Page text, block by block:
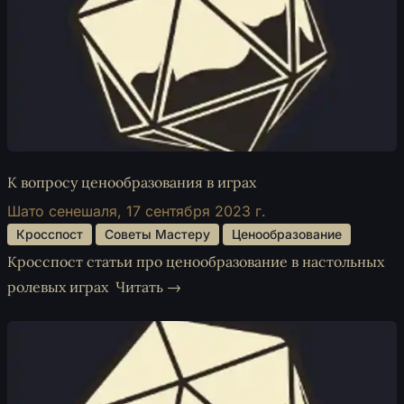
К вопросу ценообразования в играх
Шато сенешаля, 17 сентября 2023 г.
Кросспост Советы Мастеру Ценообразование
Кросспост статьи про ценообразование в настольных
ролевых играх Читать →